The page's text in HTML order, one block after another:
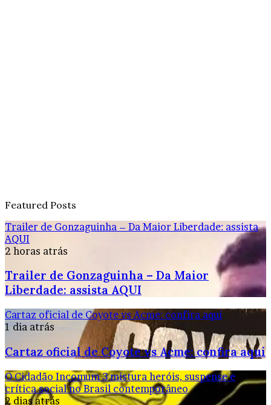
Featured Posts
Trailer de Gonzaguinha – Da Maior Liberdade: assista
AQUI
2 horas atrás
Trailer de Gonzaguinha – Da Maior
Liberdade: assista AQUI
Cartaz oficial de Coyote vs Acme: confira aqui
1 dia atrás
Cartaz oficial de Coyote vs Acme: confira aqui
O Cidadão Incomum 3 mistura heróis, suspense e
crítica social no Brasil contemporâneo
2 dias atrás